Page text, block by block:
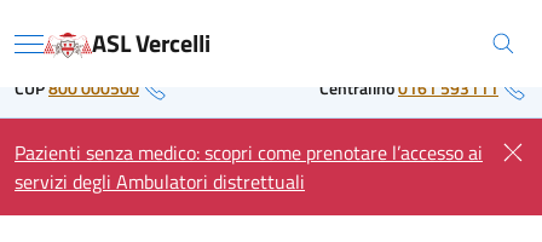
to Regione Piemonte
Menu ASL Vercelli
CUP800 000500 Centralino0161 593111
Pazienti senza medico: scopri come prenotare l’accesso ai
servizi degli Ambulatori distrettuali